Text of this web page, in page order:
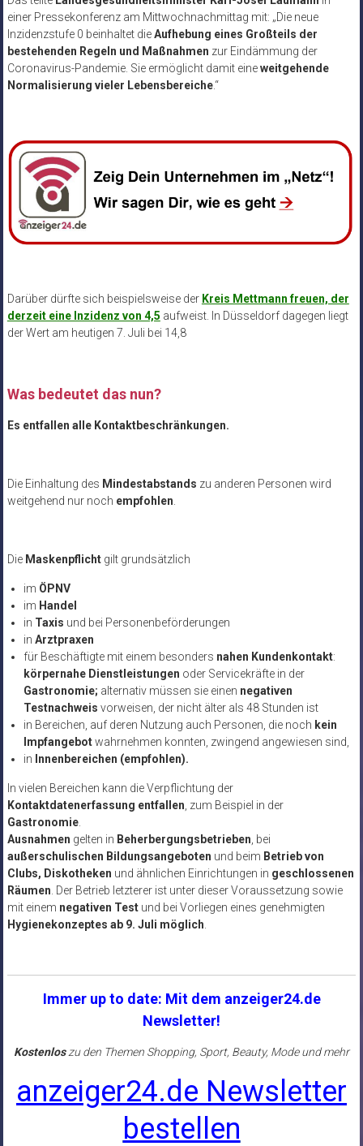
einer Pressekonferenz am Mittwochnachmittag mit: „Die neue
Inzidenzstufe 0 beinhaltet dieAufhebung eines Großteils der
bestehenden Regeln und Maßnahmen zur Eindämmung der
Coronavirus-Pandemie. Sie ermöglicht damit eineweitgehende
Normalisierung vieler Lebensbereiche.“
Darüber dürfte sich beispielsweise der Kreis Mettmann freuen, der
derzeit eine Inzidenz von 4,5 aufweist. In Düsseldorf dagegen liegt
der Wert am heutigen 7. Juli bei 14,8
Was bedeutet das nun?
Es entfallen alle Kontaktbeschränkungen.
Die Einhaltung des Mindestabstands zu anderen Personen wird
weitgehend nur noch empfohlen
Die Maskenpflichtgilt grundsätzlich
im ÖPNV
im Handel
in Taxis und bei Personenbeförderungen
in Arztpraxen
für Beschäftigte mit einem besonders nahen Kundenkontakt:
körpernahe Dienstleistungen oder Servicekräfte in der
Gastronomie; alternativ müssen sie einen negativen
Testnachweis vorweisen, der nicht älter als 48 Stunden ist
in Bereichen, auf deren Nutzung auch Personen, die noch kein
Impfangebotwahrnehmen konnten, zwingend angewiesen sind,
in Innenbereichen (empfohlen).
In vielen Bereichen kann die Verpflichtung der
Kontaktdatenerfassung entfallen , zum Beispiel in der
Gastronomie.
Ausnahmen gelten in Beherbergungsbetrieben , bei
außerschulischen Bildungsangeboten und beim Betrieb von
Clubs, Diskotheken und ähnlichen Einrichtungen in geschlossenen
Räumen . Der Betrieb letzterer ist unter dieser Voraussetzung sowie
mit einem negativen Testund bei Vorliegen eines genehmigten
Hygienekonzeptes ab 9. Juli möglich
Immer up to date: Mit dem anzeiger24.de
Newsletter!
Kostenloszu den Themen Shopping, Sport, Beauty, Mode und mehr
anzeiger24.de Newsletter
bestellen